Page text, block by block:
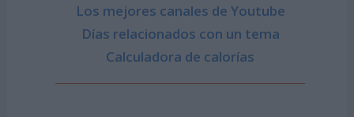
Los mejores canales de Youtube
Días relacionados con un tema
Calculadora de calorías